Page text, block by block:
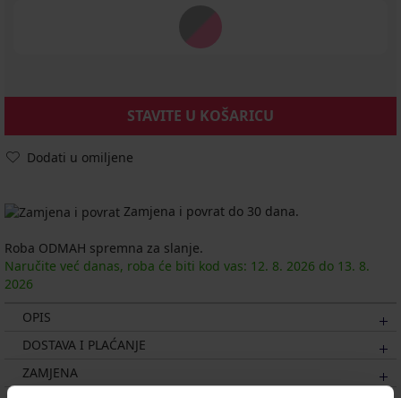
STAVITE U KOŠARICU
Dodati u omiljene
Zamjena i povrat do 30 dana.
Roba ODMAH spremna za slanje.
Naručite već danas, roba će biti kod vas: 12. 8. 2026 do 13. 8.
2026
OPIS
DOSTAVA I PLAĆANJE
ZAMJENA